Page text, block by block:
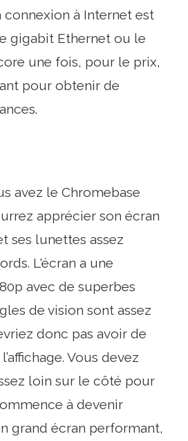
connexion à Internet est
gigabit Ethernet ou le
une fois, pour le prix,
pour obtenir de
avez le Chromebase
apprécier son écran
ses lunettes assez
L'écran a une
avec de superbes
de vision sont assez
donc pas avoir de
Vous devez
loin sur le côté pour
à devenir
grand écran performant,